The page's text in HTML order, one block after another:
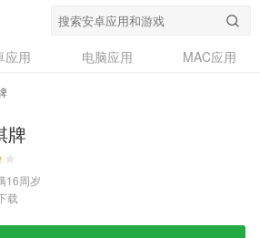
应用 电脑应用
MAC应用
牌
16周岁
载